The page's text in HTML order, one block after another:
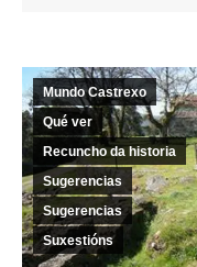
Mundo Castrexo
Qué ver
Recuncho da historia
Sugerencias
Sugerencias
Suxestións